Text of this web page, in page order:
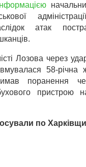
атак
Лозова через
58-
поранення
пристрою
по